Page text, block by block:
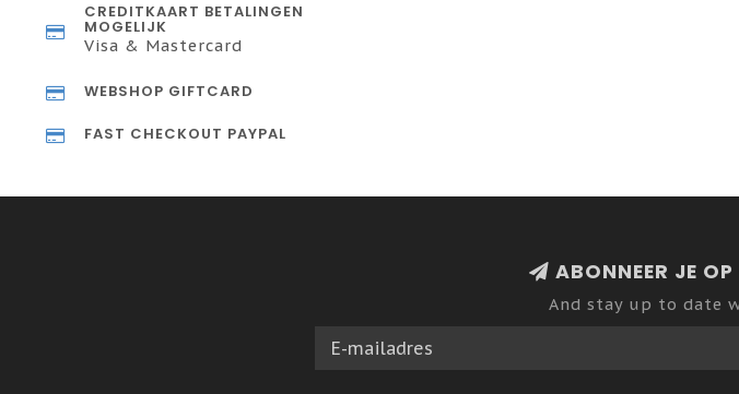
CREDITKAART BETALINGEN
MOGELIJK
Visa & Mastercard
WEBSHOP GIFTCARD
FAST CHECKOUT PAYPAL
ABONNEER JE
And stay up to date